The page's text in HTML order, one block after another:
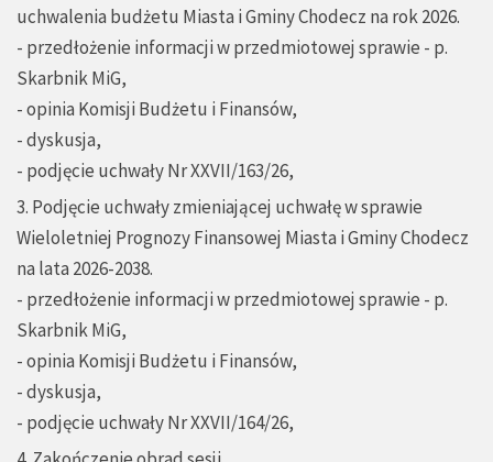
uchwalenia budżetu Miasta i Gminy Chodecz na rok 2026.
- przedłożenie informacji w przedmiotowej sprawie - p.
Skarbnik MiG,
- opinia Komisji Budżetu i Finansów,
- dyskusja,
- podjęcie uchwały Nr XXVII/163/26,
3. Podjęcie uchwały zmieniającej uchwałę w sprawie
Wieloletniej Prognozy Finansowej Miasta i Gminy Chodecz
na lata 2026-2038.
- przedłożenie informacji w przedmiotowej sprawie - p.
Skarbnik MiG,
- opinia Komisji Budżetu i Finansów,
- dyskusja,
- podjęcie uchwały Nr XXVII/164/26,